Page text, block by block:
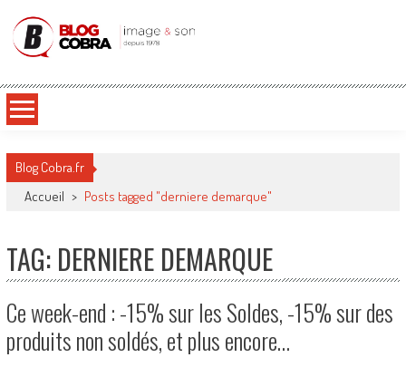
Blog Cobra
Blog Cobra.fr
Accueil > Posts tagged "derniere demarque"
TAG: DERNIERE DEMARQUE
Ce week-end : -15% sur les Soldes, -15% sur des
produits non soldés, et plus encore…